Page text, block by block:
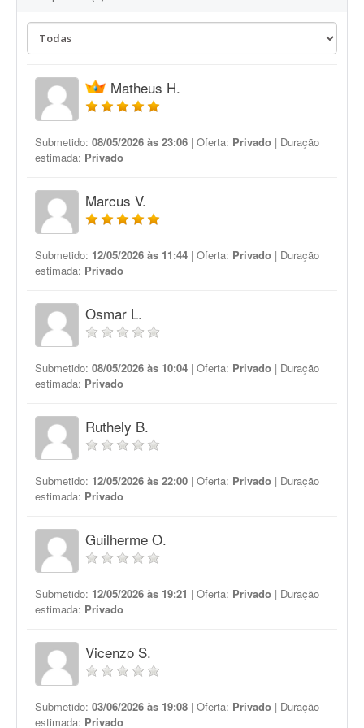
Matheus H.
Submetido: 08/05/2026 às 23:06 | Oferta: Privado | Duração
estimada: Privado
Marcus V.
Submetido: 12/05/2026 às 11:44 | Oferta: Privado | Duração
estimada: Privado
Osmar L.
Submetido: 08/05/2026 às 10:04 | Oferta: Privado | Duração
estimada: Privado
Ruthely B.
Submetido: 12/05/2026 às 22:00 | Oferta: Privado | Duração
estimada: Privado
Guilherme O.
Submetido: 12/05/2026 às 19:21 | Oferta: Privado | Duração
estimada: Privado
Vicenzo S.
Submetido: 03/06/2026 às 19:08 | Oferta: Privado | Duração
estimada: Privado